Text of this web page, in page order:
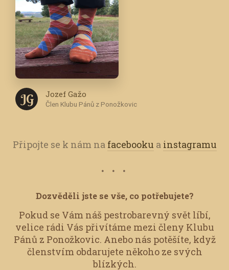
J G Jozef Gažo
Člen Klubu Pánů z Ponožkovic
Připojte se k nám na facebooku a instagramu
Dozvěděli jste se vše, co potřebujete?
Pokud se Vám náš pestrobarevný svět líbí,
velice rádi Vás přivítáme mezi členy Klubu
Pánů z Ponožkovic. Anebo nás potěšíte, když
členstvím obdarujete někoho ze svých
blízkých.